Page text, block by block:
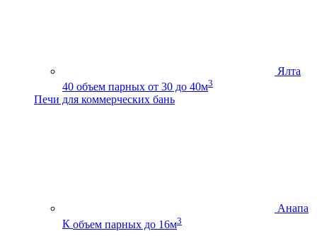
Ялта
40 объем парных от 30 до 40м3
Печи для коммерческих бань
Анапа
К объем парных до 16м3